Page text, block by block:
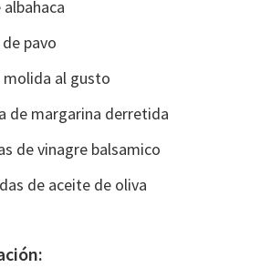
pavo
molida al gusto
de margarina derretida
de vinagre balsamico
de aceite de oliva